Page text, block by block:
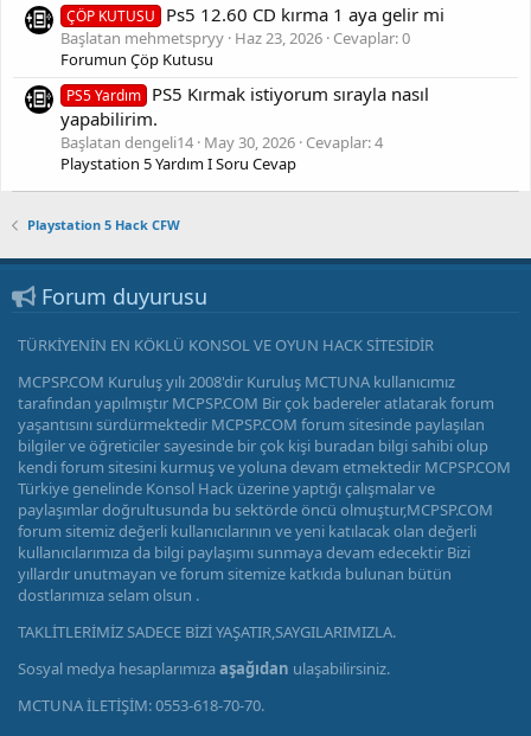
ÇÖP KUTUSU Ps5 12.60 CD kırma 1 aya gelir mi
Başlatan mehmetspryy Haz 23, 2026 Cevaplar: 0
Forumun Çöp Kutusu
PS5 Yardım PS5 Kırmak istiyorum sırayla nasıl
yapabilirim.
Başlatan dengeli14 May 30, 2026 Cevaplar: 4
Playstation 5 Yardım I Soru Cevap
Playstation 5 Hack CFW
Forum duyurusu
TÜRKİYENİN EN KÖKLÜ KONSOL VE OYUN HACK SİTESİDİR
MCPSP.COM Kuruluş yılı 2008'dir Kuruluş MCTUNA kullanıcımız
tarafından yapılmıştır MCPSP.COM Bir çok badereler atlatarak forum
yaşantısını sürdürmektedir MCPSP.COM forum sitesinde paylaşılan
bilgiler ve öğreticiler sayesinde bir çok kişi buradan bilgi sahibi olup
kendi forum sitesini kurmuş ve yoluna devam etmektedir MCPSP.COM
Türkiye genelinde Konsol Hack üzerine yaptığı çalışmalar ve
paylaşımlar doğrultusunda bu sektörde öncü olmuştur,MCPSP.COM
forum sitemiz değerli kullanıcılarının ve yeni katılacak olan değerli
kullanıcılarımıza da bilgi paylaşımı sunmaya devam edecektir Bizi
yıllardır unutmayan ve forum sitemize katkıda bulunan bütün
dostlarımıza selam olsun .
TAKLİTLERİMİZ SADECE BİZİ YAŞATIR,SAYGILARIMIZLA.
Sosyal medya hesaplarımızaaşağıdan ulaşabilirsiniz.
MCTUNA İLETİŞİM: 0553-618-70-70.